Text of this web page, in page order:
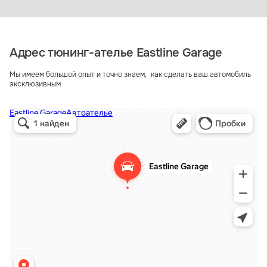
Адрес тюнинг-ателье Eastline Garage
Мы имеем большой опыт и точно знаем, как сделать ваш автомобиль
эксклюзивным